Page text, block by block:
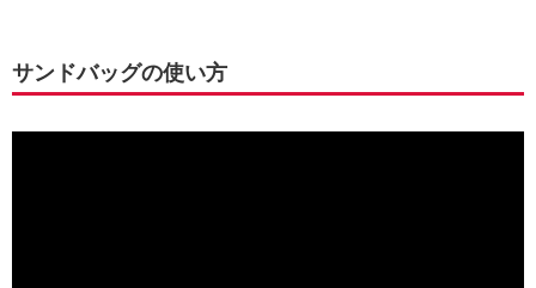
サンドバッグの使い方